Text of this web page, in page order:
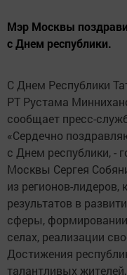
Мэр Москвы
с Днем республики.
С Днем Республики
РТ Рустама
сообщает пресс-
«Сердечно
с Днем республики, -
Москвы Сергея
из регионов-
результатов в
сферы,
селах, реализации
Достижения
талантливых